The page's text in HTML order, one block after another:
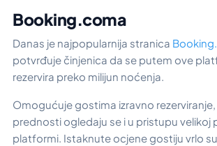
Booking.coma
Danas je najpopularnija stranica
potvrđuje činjenica da se putem ove
rezervira preko milijun noćenja.
Omogućuje gostima izravno
prednosti ogledaju se i u pristupu velikoj
platformi. Istaknute ocjene gostiju vrlo